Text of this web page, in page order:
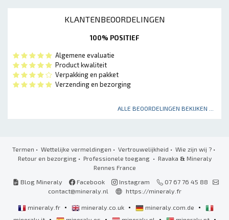
KLANTENBEOORDELINGEN
100% POSITIEF
Algemene evaluatie
Product kwaliteit
Verpakking en pakket
Verzending en bezorging
ALLE BEOORDELINGEN BEKIJKEN ...
Termen • Wettelijke vermeldingen • Vertrouwelijkheid • Wie zijn wij ? •
Retour en bezorging• Professionele toegang • Ravaka & Mineraly
Rennes France
Blog Mineraly
Facebook Instagram
07 67 76 45 88
contact@mineraly.nl
https://mineraly.fr
mineraly.fr • mineraly.co.uk • mineraly.com.de •